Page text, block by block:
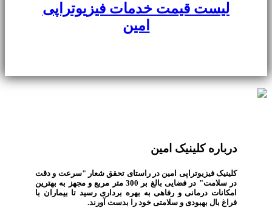
لیست قیمت خدمات فیزیوتراپی
امین
درباره کلینیک امین
کلینیک فیزیوتراپی امین در راستای تحقق شعار "سرعت و دقت
در سلامت" در فضایی بالغ بر 300 متر مربع و مجهز به بهترین
امکانات درمانی و رفاهی به بهره برداری رسید تا بیماران با
فراغ بال بهبودی و سلامتی خود را بدست آورند.